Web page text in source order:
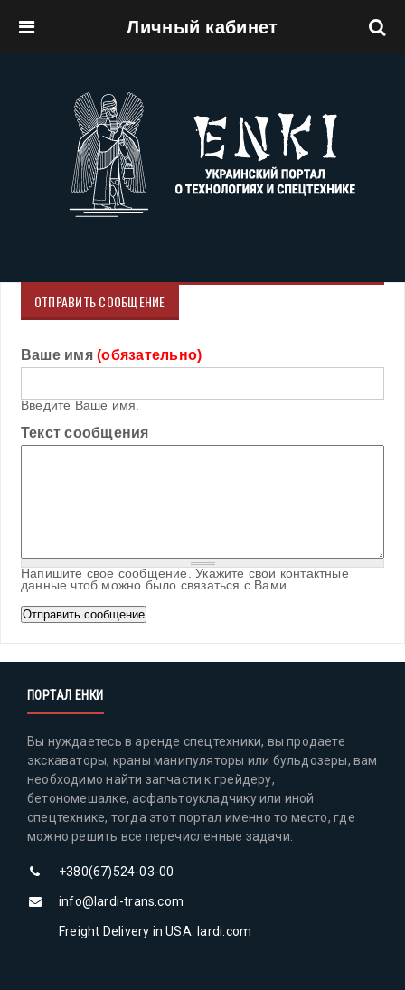
Личный кабинет
ОТПРАВИТЬ СООБЩЕНИЕ
Ваше имя(обязательно)
Введите Ваше имя.
Текст сообщения
Напишите свое сообщение. Укажите свои контактные
данные чтоб можно было связаться с Вами.
ПОРТАЛ ЕНКИ
Вы нуждаетесь в аренде спецтехники, вы продаете
экскаваторы, краны манипуляторы или бульдозеры, вам
необходимо найти запчасти к грейдеру,
бетономешалке, асфальтоукладчику или иной
спецтехнике, тогда этот портал именно то место, где
можно решить все перечисленные задачи.
+380(67)524-03-00
info@lardi-trans.com
Freight Delivery in USA: lardi.com